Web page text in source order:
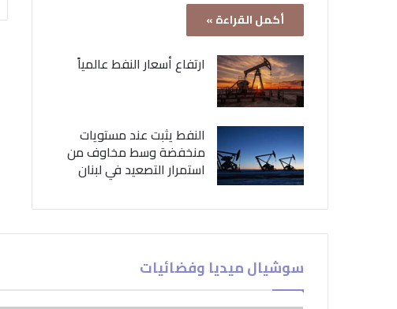
أكمل القراءة »
ارتفاع أسعار النفط عالمياً
النفط يثبت عند مستويات
منخفضة وسط مخاوف من
استمرار التصعيد في لبنان
سوشيال ميديا وفضائيات